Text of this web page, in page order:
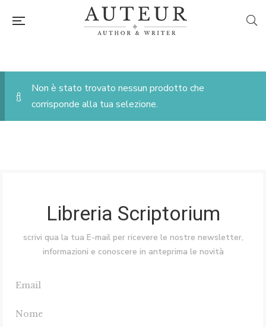
Non è stato trovato nessun prodotto che
corrisponde alla tua selezione.
Libreria Scriptorium
scrivi qua la tua E-mail per ricevere le nostre newsletter,
informazioni e conoscere in anteprima le novità